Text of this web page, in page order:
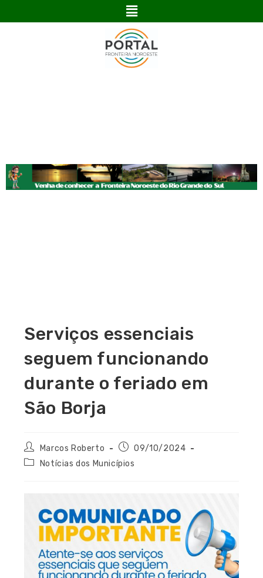
Serviços essenciais
seguem funcionando
durante o feriado em
São Borja
Marcos Roberto
09/10/2024
Notícias dos Municípios